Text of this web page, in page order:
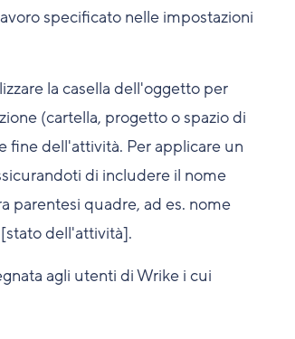
specificato nelle impostazioni
la casella dell'oggetto per
(cartella, progetto o spazio di
fine dell'attività. Per applicare un
di includere il nome
parentesi quadre, ad es. nome
dell'attività].
agli utenti di Wrike i cui